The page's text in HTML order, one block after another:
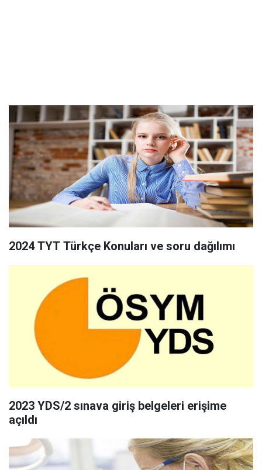
2024 TYT Türkçe Konuları ve soru dağılımı
2023 YDS/2 sınava giriş belgeleri erişime
açıldı